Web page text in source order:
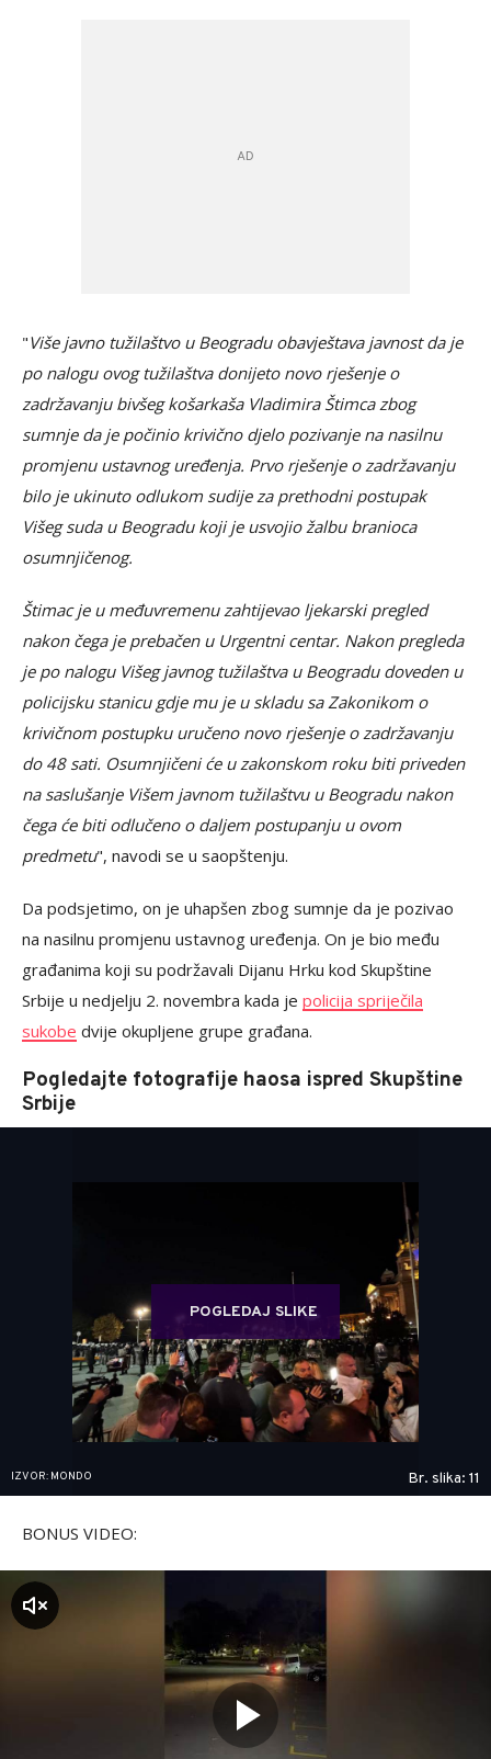
"Više javno tužilaštvo u Beogradu obavještava javnost da je
po nalogu ovog tužilaštva donijeto novo rješenje o
zadržavanju bivšeg košarkaša Vladimira Štimca zbog
sumnje da je počinio krivično djelo pozivanje na nasilnu
promjenu ustavnog uređenja. Prvo rješenje o zadržavanju
bilo je ukinuto odlukom sudije za prethodni postupak
Višeg suda u Beogradu koji je usvojio žalbu branioca
osumnjičenog.
Štimac je u međuvremenu zahtijevao ljekarski pregled
nakon čega je prebačen u Urgentni centar. Nakon pregleda
je po nalogu Višeg javnog tužilaštva u Beogradu doveden u
policijsku stanicu gdje mu je u skladu sa Zakonikom o
krivičnom postupku uručeno novo rješenje o zadržavanju
do 48 sati. Osumnjičeni će u zakonskom roku biti priveden
na saslušanje Višem javnom tužilaštvu u Beogradu nakon
čega će biti odlučeno o daljem postupanju u ovom
predmetu", navodi se u saopštenju.
Da podsjetimo, on je uhapšen zbog sumnje da je pozivao
na nasilnu promjenu ustavnog uređenja. On je bio među
građanima koji su podržavali Dijanu Hrku kod Skupštine
Srbije u nedjelju 2. novembra kada je policija spriječila
sukobe dvije okupljene grupe građana.
Pogledajte fotografije haosa ispred Skupštine
Srbije
POGLEDAJ SLIKE
IZVOR: MONDO Br. slika: 11
BONUS VIDEO: